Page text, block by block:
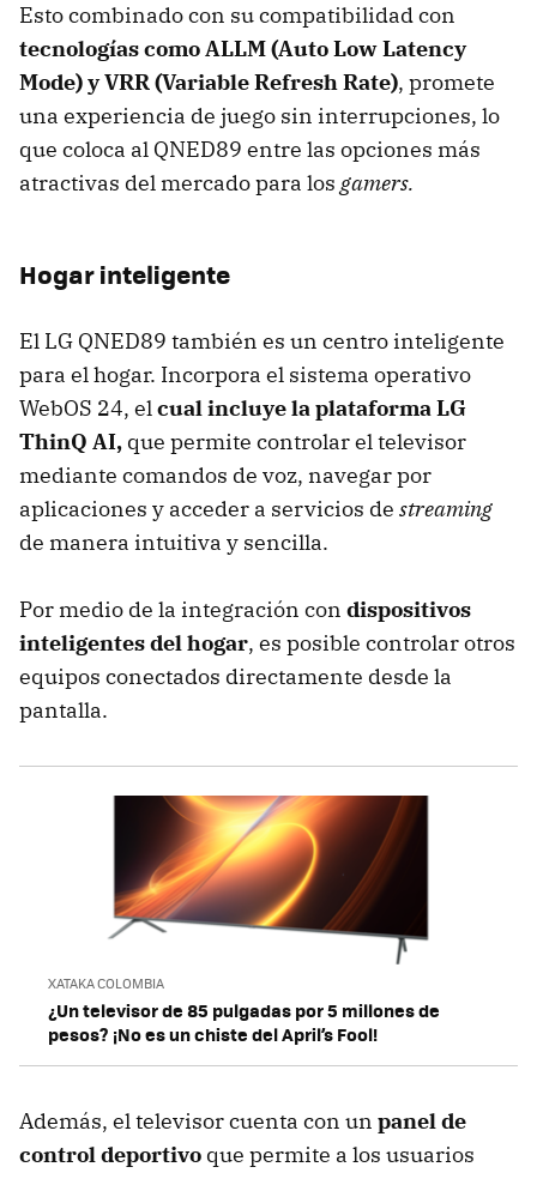
Esto combinado con su compatibilidad con
tecnologías como ALLM (Auto Low Latency
Mode) y VRR (Variable Refresh Rate), promete
una experiencia de juego sin interrupciones, lo
que coloca al QNED89 entre las opciones más
atractivas del mercado para los gamers.
Hogar inteligente
El LG QNED89 también es un centro inteligente
para el hogar. Incorpora el sistema operativo
WebOS 24, elcual incluye la plataforma LG
ThinQ AI, que permite controlar el televisor
mediante comandos de voz, navegar por
aplicaciones y acceder a servicios de streaming
de manera intuitiva y sencilla.
Por medio de la integración con dispositivos
inteligentes del hogar, es posible controlar otros
equipos conectados directamente desde la
pantalla.
XATAKA COLOMBIA
¿Un televisor de 85 pulgadas por 5 millones de
pesos? ¡No es un chiste del April’s Fool!
Además, el televisor cuenta con un panel de
control deportivo que permite a los usuarios